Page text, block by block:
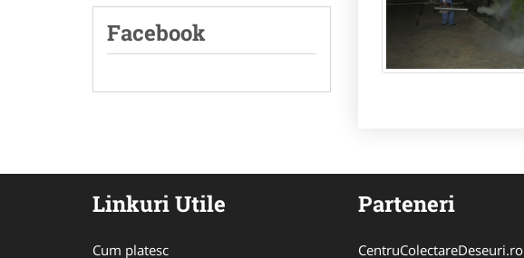
Facebook
Linkuri Utile
Cum platesc
Parteneri
CentruColectareDeseuri.ro